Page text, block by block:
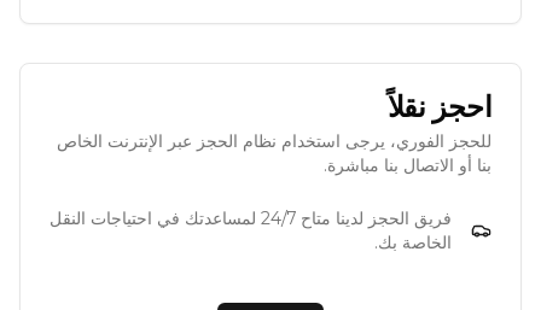
احجز نقلاً
للحجز الفوري، يرجى استخدام نظام الحجز عبر الإنترنت الخاص
بنا أو الاتصال بنا مباشرة.
فريق الحجز لدينا متاح 24/7 لمساعدتك في احتياجات النقل
الخاصة بك.